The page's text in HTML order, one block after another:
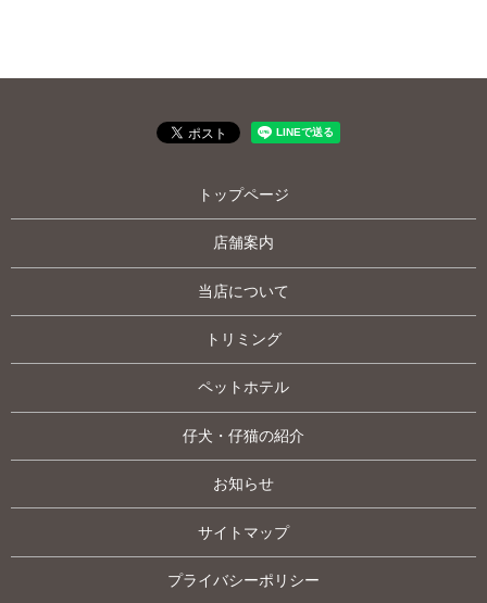
トップページ
店舗案内
当店について
トリミング
ペットホテル
仔犬・仔猫の紹介
お知らせ
サイトマップ
プライバシーポリシー